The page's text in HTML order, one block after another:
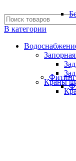
В категории
Краны